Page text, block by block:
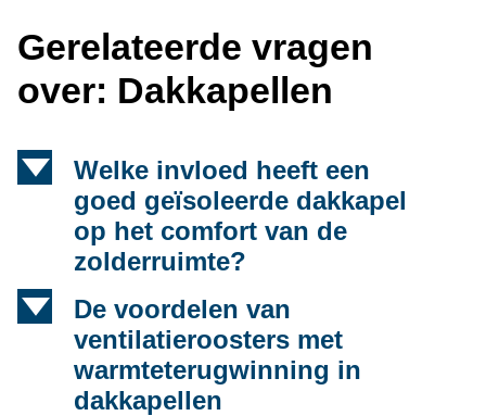
Gerelateerde vragen
over: Dakkapellen
d
Welke invloed heeft een
goed geïsoleerde dakkapel
op het comfort van de
zolderruimte?
d
De voordelen van
ventilatieroosters met
warmteterugwinning in
dakkapellen